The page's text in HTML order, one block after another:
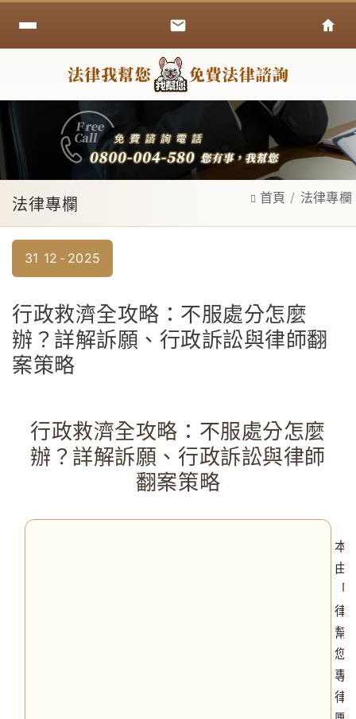
法律專欄 首頁 法律專欄
31 12 2025
行政救濟全攻略：不服處分怎麼
辦？詳解訴願、行政訴訟與律師翻
案策略
行政救濟全攻略：不服處分怎麼
辦？詳解訴願、行政訴訟與律師
翻案策略
本
由
「
律
幫
您
專
律